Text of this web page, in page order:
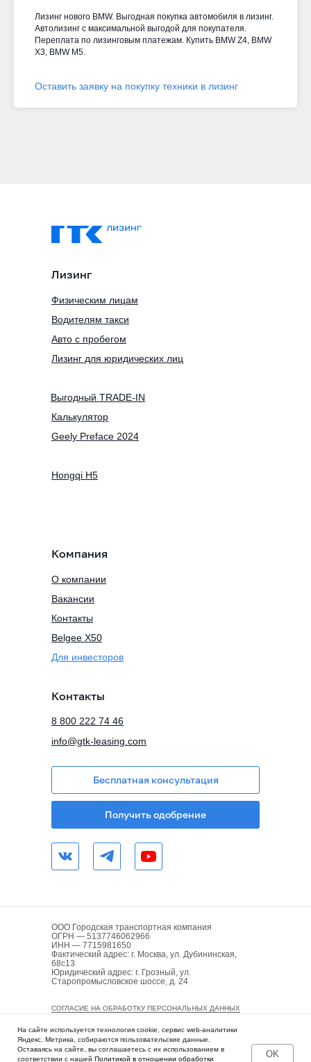
Лизинг нового BMW. Выгодная покупка автомобиля в лизинг.
Автолизинг с максимальной выгодой для покупателя.
Переплата по лизинговым платежам. Купить BMW Z4, BMW
X3, BMW M5.
Оставить заявку на покупку техники в лизинг
Компания
О компании
Вакансии
Контакты
Для инвесторов
Контакты
info@gtk-leasing.com
Бесплатная консультация
Лизинг
Водителям такси
Физическим лицам
Получить одобрение
Авто с пробегом
Belgee X50
Лизинг для юридических лиц
Калькулятор
Hongqi H5
8 800 222 74 46
Выгодный TRADE-IN
Geely Preface 2024
На сайте используется технология cookie, сервис web-аналитики
Яндекс. Метрика, собираются пользовательские данные.
Оставаясь на сайте, вы соглашаетесь с их использованием в
соответствии с нашей Политикой в отношении обработки OK
ООО Городская транспортная компания
ОГРН — 5137746062966
ИНН — 7715981650
Фактический адрес: г. Москва, ул. Дубининская,
68с13
Юридический адрес: г. Грозный, ул.
Старопромысловское шоссе, д. 24
СОГЛАСИЕ НА ОБРАБОТКУ ПЕРСОНАЛЬНЫХ ДАННЫХ
ПОЛИТИКА КОНФИДЕНЦИАЛЬНОСТИ